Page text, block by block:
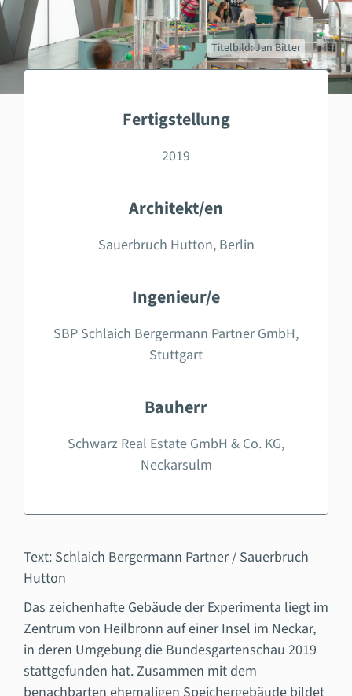
Titelbild: Jan Bitter
Fertigstellung
2019
Architekt/en
Sauerbruch Hutton, Berlin
Ingenieur/e
SBP Schlaich Bergermann Partner GmbH,
Stuttgart
Bauherr
Schwarz Real Estate GmbH & Co. KG,
Neckarsulm
Text: Schlaich Bergermann Partner / Sauerbruch
Hutton
Das zeichenhafte Gebäude der Experimenta liegt im
Zentrum von Heilbronn auf einer Insel im Neckar,
in deren Umgebung die Bundesgartenschau 2019
stattgefunden hat. Zusammen mit dem